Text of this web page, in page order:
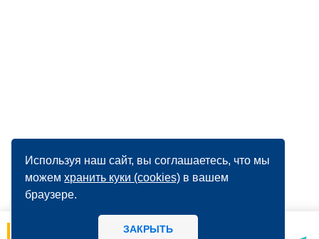
Используя наш сайт, вы соглашаетесь, что мы
можемхранить куки (cookies) в вашем
браузере.
ЗАКРЫТЬ